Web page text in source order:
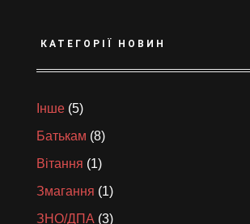
КАТЕГОРІЇ НОВИН
Інше (5)
Батькам (8)
Вітання (1)
Змагання (1)
ЗНО/ДПА (3)